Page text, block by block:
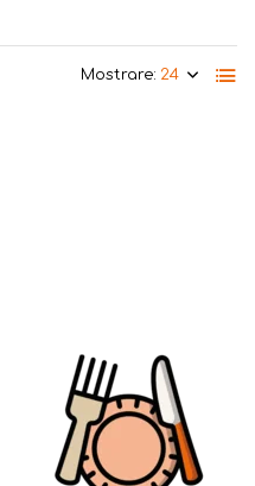
Mostrare: